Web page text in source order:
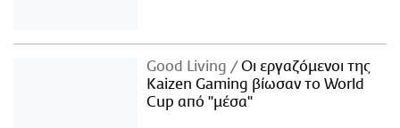
Good Living
Οι εργαζόμενοι της
Kaizen Gaming βίωσαν το World
Cup από "μέσα"